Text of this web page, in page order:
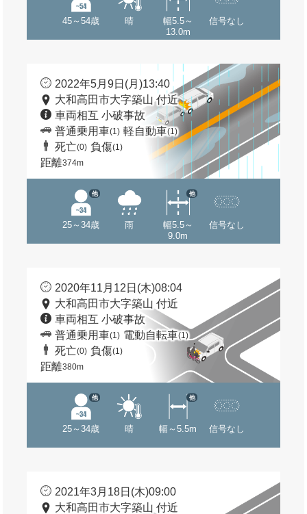
45～54歳 晴
幅5.5～
13.0m
信号なし
2022年5月9日(月)13:40
大和高田市大字築山 付近
車両相互 小破事故
普通乗用車(1) 軽自動車(1)
死亡(0) 負傷(1)
距離374m
25～34歳
他
雨
幅5.5～
9.0m
他
信号なし
2020年11月12日(木)08:04
大和高田市大字築山 付近
車両相互 小破事故
普通乗用車(1) 電動自転車(1)
死亡(0) 負傷(1)
距離380m
25～34歳
他
晴 幅～5.5m
他
信号なし
2021年3月18日(木)09:00
大和高田市大字築山 付近